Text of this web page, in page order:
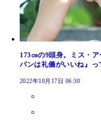
173㎝の9頭身。ミス・
パンは礼儀がいいね』っ
2022年10月17日 06:30